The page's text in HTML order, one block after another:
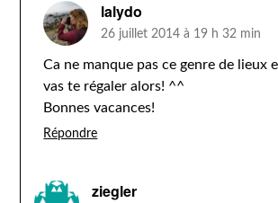
lalydo
26 juillet 2014 à 19 h 32 min
Ca ne manque pas ce genre de lieux
vas te régaler alors! ^^
Bonnes vacances!
Répondre
ziegler